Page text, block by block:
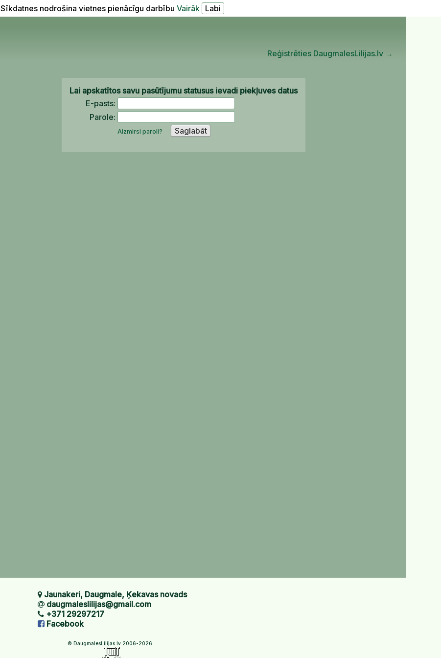
Sīkdatnes nodrošina vietnes pienācīgu darbību Vairāk
Reģistrēties DaugmalesLilijas.lv →
Lai apskatītos savu pasūtījumu statusus ievadi piekļuves datus
E-pasts:
Parole:
Aizmirsi paroli?
Jaunakeri, Daugmale, Ķekavas novads
daugmaleslilijas@gmail.com
+371 29297217
Facebook
© DaugmalesLilijas.lv 2006-2026